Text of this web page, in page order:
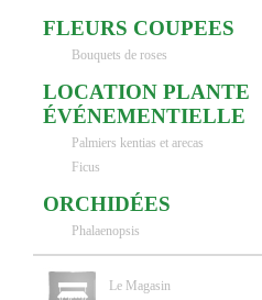
FLEURS COUPEES
Bouquets de roses
LOCATION PLANTE
ÉVÉNEMENTIELLE
Palmiers kentias et arecas
Ficus
ORCHIDÉES
Phalaenopsis
Le Magasin